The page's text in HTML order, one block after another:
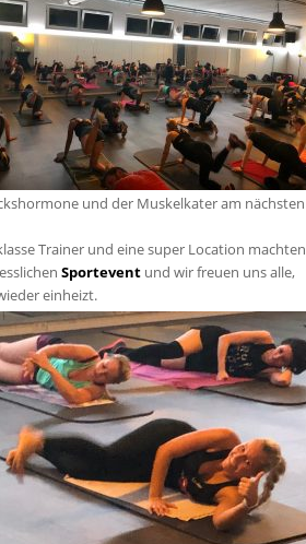
und der Muskelkater am nächsten
Trainer und eine super Location machten
Sportevent und wir freuen uns alle,
einheizt.